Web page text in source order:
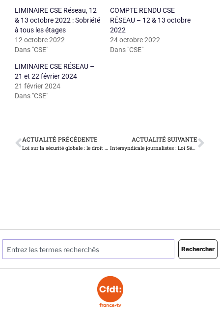
LIMINAIRE CSE Réseau, 12
& 13 octobre 2022 : Sobriété
à tous les étages
12 octobre 2022
Dans "CSE"
COMPTE RENDU CSE
RÉSEAU – 12 & 13 octobre
2022
24 octobre 2022
Dans "CSE"
LIMINAIRE CSE RÉSEAU –
21 et 22 février 2024
21 février 2024
Dans "CSE"
ACTUALITÉ PRÉCÉDENTE
Loi sur la sécurité globale : le droit à l’information ne supporte aucune ambiguïté
ACTUALITÉ SUIVANTE
Intersyndicale journalistes : Loi Sécurité globale, le Ministre de l’intérieur ne modifiera pas le texte…
Rechercher